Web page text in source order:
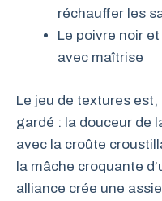
réchauffer les
Le poivre noir
avec maîtrise
Le jeu de textures
gardé : la douceur de
avec la croûte
la mâche croquante
alliance crée une